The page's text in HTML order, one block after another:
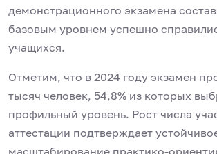
демонстрационного экзамена
базовым уровнем успешно
учащихся.
Отметим, что в 2024 году экзамен
тысяч человек, 54,8% из которых
профильный уровень. Рост числа
аттестации подтверждает
масштабирование практико-